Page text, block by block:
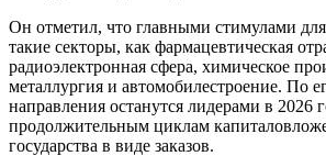
Он отметил, что главными стимулами
такие секторы, как фармацевтическая
радиоэлектронная сфера, химическое
металлургия и автомобилестроение. По
направления останутся лидерами в 2026
продолжительным циклам
государства в виде заказов.